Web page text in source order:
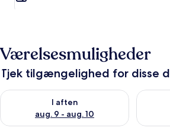
Værelsesmuligheder
Tjek tilgængelighed for disse
I aften
aug. 9 - aug. 10
Tjek tilgængelighed for i aften aug. 9 -
Tjek